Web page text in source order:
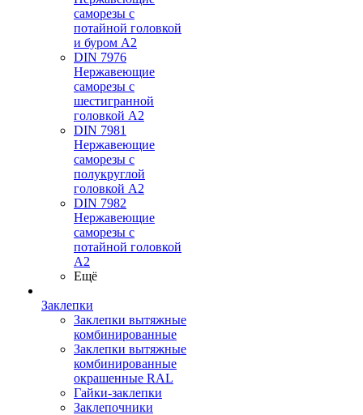
саморезы с
потайной головкой
и буром А2
DIN 7976
Нержавеющие
саморезы с
шестигранной
головкой А2
DIN 7981
Нержавеющие
саморезы с
полукруглой
головкой А2
DIN 7982
Нержавеющие
саморезы с
потайной головкой
А2
Ещё
Заклепки
Заклепки вытяжные
комбинированные
Заклепки вытяжные
комбинированные
окрашенные RAL
Гайки-заклепки
Заклепочники